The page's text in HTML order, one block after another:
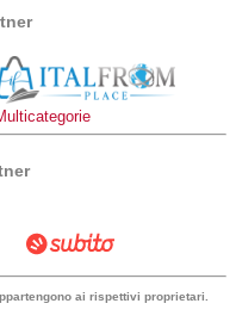
ai rispettivi proprietari.